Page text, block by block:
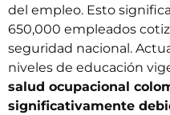
del empleo. Esto
650,000 empleados
seguridad nacional.
niveles de educación
salud ocupacional
significativamente